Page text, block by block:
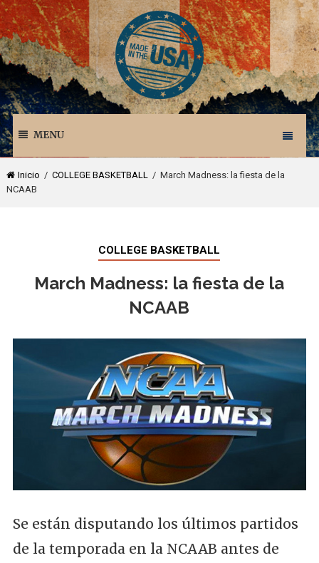
MENU
Inicio / COLLEGE BASKETBALL/ March Madness: la fiesta de la
NCAAB
COLLEGE BASKETBALL
March Madness: la fiesta de la
NCAAB
Se están disputando los últimos partidos
de la temporada en la NCAAB antes de